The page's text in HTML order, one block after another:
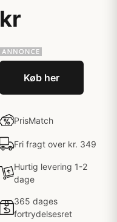
kr
Køb her
PrisMatch
Fri fragt over kr. 349
Hurtig levering 1-2
dage
365 dages
fortrydelsesret